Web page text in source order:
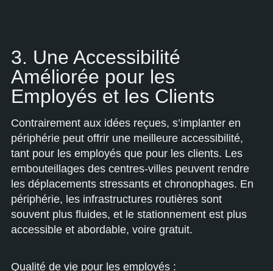
3. Une Accessibilité
Améliorée pour les
Employés et les Clients
Contrairement aux idées reçues, s’implanter en
périphérie peut offrir une meilleure accessibilité,
tant pour les employés que pour les clients. Les
embouteillages des centres-villes peuvent rendre
les déplacements stressants et chronophages. En
périphérie, les infrastructures routières sont
souvent plus fluides, et le stationnement est plus
accessible et abordable, voire gratuit.
Qualité de vie pour les employés :